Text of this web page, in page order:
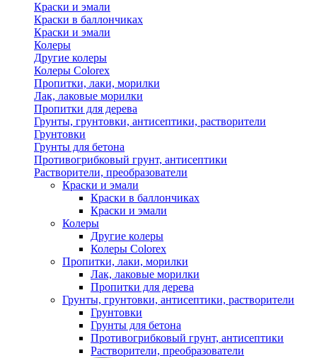
Краски и эмали
Краски в баллончиках
Краски и эмали
Колеры
Другие колеры
Колеры Colorex
Пропитки, лаки, морилки
Лак, лаковые морилки
Пропитки для дерева
Грунты, грунтовки, антисептики, растворители
Грунтовки
Грунты для бетона
Противогрибковый грунт, антисептики
Растворители, преобразователи
Краски и эмали
Краски в баллончиках
Краски и эмали
Колеры
Другие колеры
Колеры Colorex
Пропитки, лаки, морилки
Лак, лаковые морилки
Пропитки для дерева
Грунты, грунтовки, антисептики, растворители
Грунтовки
Грунты для бетона
Противогрибковый грунт, антисептики
Растворители, преобразователи